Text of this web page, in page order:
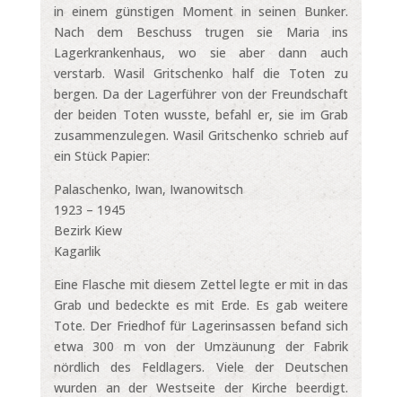
in einem günstigen Moment in seinen Bunker.
Nach dem Beschuss trugen sie Maria ins
Lagerkrankenhaus, wo sie aber dann auch
verstarb. Wasil Gritschenko half die Toten zu
bergen. Da der Lagerführer von der Freundschaft
der beiden Toten wusste, befahl er, sie im Grab
zusammenzulegen. Wasil Gritschenko schrieb auf
ein Stück Papier:
Palaschenko, Iwan, Iwanowitsch
1923 – 1945
Bezirk Kiew
Kagarlik
Eine Flasche mit diesem Zettel legte er mit in das
Grab und bedeckte es mit Erde. Es gab weitere
Tote. Der Friedhof für Lagerinsassen befand sich
etwa 300 m von der Umzäunung der Fabrik
nördlich des Feldlagers. Viele der Deutschen
wurden an der Westseite der Kirche beerdigt.